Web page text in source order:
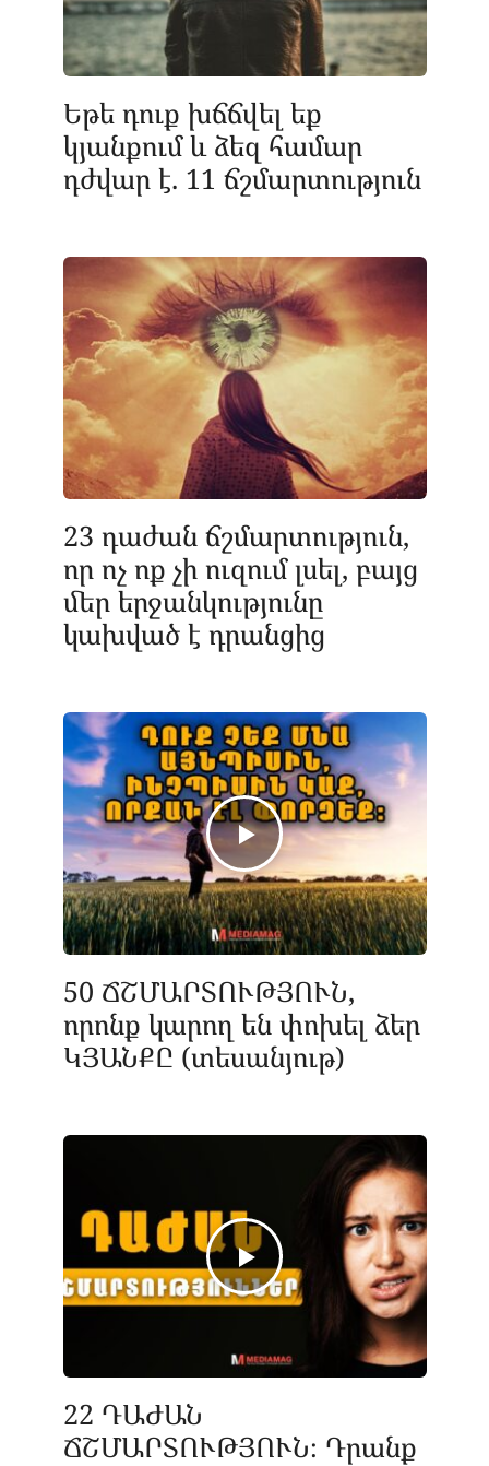
Եթե ​​դուք խճճվել եք
կյանքում և ձեզ համար
դժվար է. 11 ճշմարտություն
23 դաժան ճշմարտություն,
որ ոչ ոք չի ուզում լսել, բայց
մեր երջանկությունը
կախված է դրանցից
50 ՃՇՄԱՐՏՈՒԹՅՈՒՆ,
որոնք կարող են փոխել ձեր
ԿՅԱՆՔԸ (տեսանյութ)
22 ԴԱԺԱՆ
ՃՇՄԱՐՏՈՒԹՅՈՒՆ։ Դրանք